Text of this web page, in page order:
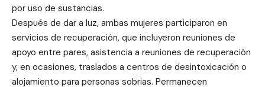
por uso de sustancias.
Después de dar a luz, ambas mujeres participaron en
servicios de recuperación, que incluyeron reuniones de
apoyo entre pares, asistencia a reuniones de recuperación
y, en ocasiones, traslados a centros de desintoxicación o
alojamiento para personas sobrias. Permanecen